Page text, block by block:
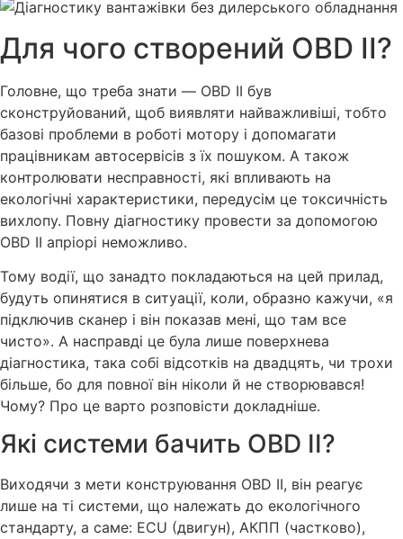
Для чого створений OBD ІІ?
Головне, що треба знати — OBD ІІ був
сконструйований, щоб виявляти найважливіші, тобто
базові проблеми в роботі мотору і допомагати
працівникам автосервісів з їх пошуком. А також
контролювати несправності, які впливають на
екологічні характеристики, передусім це токсичність
вихлопу. Повну діагностику провести за допомогою
OBD ІІ апріорі неможливо.
Тому водії, що занадто покладаються на цей прилад,
будуть опинятися в ситуації, коли, образно кажучи, «я
підключив сканер і він показав мені, що там все
чисто». А насправді це була лише поверхнева
діагностика, така собі відсотків на двадцять, чи трохи
більше, бо для повної він ніколи й не створювався!
Чому? Про це варто розповісти докладніше.
Які системи бачить OBD ІІ?
Виходячи з мети конструювання OBD ІІ, він реагує
лише на ті системи, що належать до екологічного
стандарту, а саме: ECU (двигун), АКПП (частково),